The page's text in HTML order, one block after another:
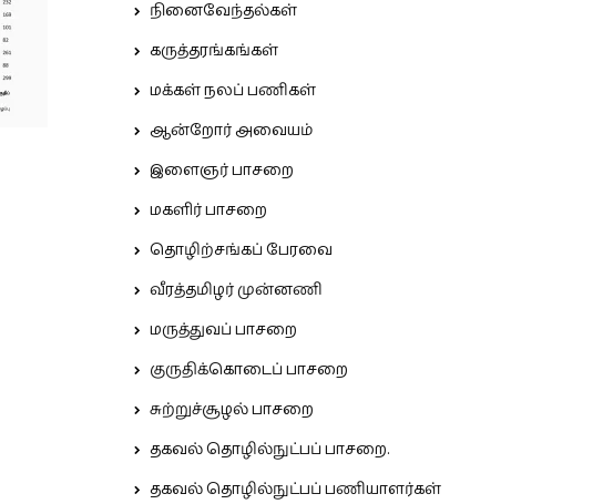
நினைவேந்தல்கள்
கருத்தரங்கங்கள்
மக்கள் நலப் பணிகள்
ஆன்றோர் அவையம்
இளைஞர் பாசறை
மகளிர் பாசறை
தொழிற்சங்கப் பேரவை
வீரத்தமிழர் முன்னணி
மருத்துவப் பாசறை
குருதிக்கொடைப் பாசறை
சுற்றுச்சூழல் பாசறை
தகவல் தொழில்நுட்பப் பாசறை.
தகவல் தொழில்நுட்பப் பணியாளர்கள்